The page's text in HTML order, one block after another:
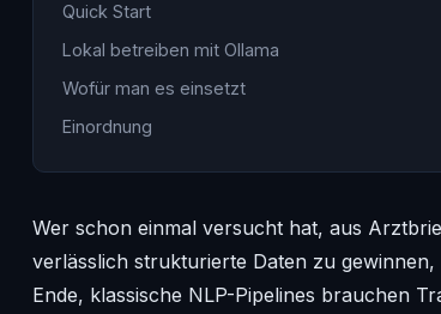
Quick Start
Lokal betreiben mit Ollama
Wofür man es einsetzt
Einordnung
Wer schon einmal versucht hat, aus
verlässlich strukturierte Daten zu
Ende, klassische NLP-Pipelines brauchen